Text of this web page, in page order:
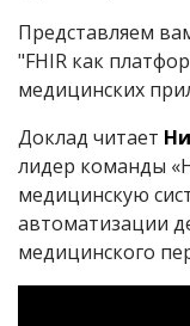
Представляем
"FHIR как
медицинских
Доклад читает
лидер команды
медицинскую
автоматизации
медицинского